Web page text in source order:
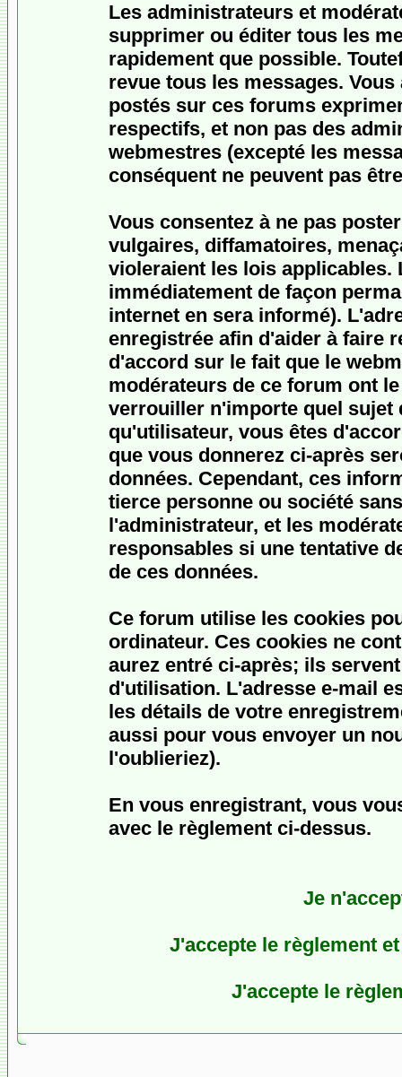
Les administrateurs et
supprimer ou éditer tous les
rapidement que possible.
revue tous les messages.
postés sur ces forums
respectifs, et non pas des
webmestres (excepté les
conséquent ne peuvent pas
Vous consentez à ne pas
vulgaires, diffamatoires,
violeraient les lois applicables.
immédiatement de façon
internet en sera informé).
enregistrée afin d'aider à faire
d'accord sur le fait que le
modérateurs de ce forum ont
verrouiller n'importe quel sujet
qu'utilisateur, vous êtes
que vous donnerez ci-après
données. Cependant, ces
tierce personne ou société
l'administrateur, et les
responsables si une tentative
de ces données.
Ce forum utilise les cookies
ordinateur. Ces cookies ne
aurez entré ci-après; ils
d'utilisation. L'adresse e-mail
les détails de votre
aussi pour vous envoyer un
l'oublieriez).
En vous enregistrant, vous
avec le règlement ci-dessus.
Je
J'accepte le règlement
J'accepte le